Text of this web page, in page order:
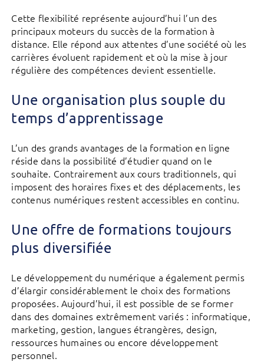
Cette flexibilité représente aujourd’hui l’un des
principaux moteurs du succès de la formation à
distance. Elle répond aux attentes d’une société où les
carrières évoluent rapidement et où la mise à jour
régulière des compétences devient essentielle.
Une organisation plus souple du
temps d’apprentissage
L’un des grands avantages de la formation en ligne
réside dans la possibilité d’étudier quand on le
souhaite. Contrairement aux cours traditionnels, qui
imposent des horaires fixes et des déplacements, les
contenus numériques restent accessibles en continu.
Une offre de formations toujours
plus diversifiée
Le développement du numérique a également permis
d’élargir considérablement le choix des formations
proposées. Aujourd’hui, il est possible de se former
dans des domaines extrêmement variés : informatique,
marketing, gestion, langues étrangères, design,
ressources humaines ou encore développement
personnel.